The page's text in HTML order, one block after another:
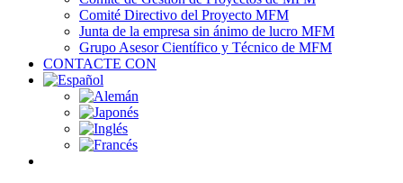
Comité Directivo del Proyecto MFM
Junta de la empresa sin ánimo de lucro MFM
Grupo Asesor Científico y Técnico de MFM
CONTACTE CON